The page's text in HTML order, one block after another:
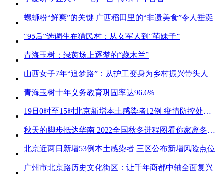
螺蛳粉“鲜爽”的关键 广西稻田里的“非遗美食”令人垂涎
“95后”选调生在猎民村：从女军人到“萌妹子”
青海玉树：绿茵场上逐梦的“藏木兰”
山西女子7年“追梦路”：从护工变身为乡村振兴带头人
青海玉树十年义务教育巩固率达96.6%
19日0时至15时北京新增本土感染者12例 疫情防控处关键时刻
秋天的脚步抵达华南 2022全国秋冬进程图看你家离冬天有多远
北京近两日新增53例本土感染者 三区公布新增风险点位
广州市北京路历史文化街区：让千年商都中轴全面复兴